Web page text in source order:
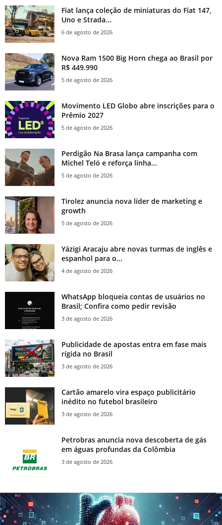
Fiat lança coleção de miniaturas do Fiat 147,
Uno e Strada...
6 de agosto de 2026
Nova Ram 1500 Big Horn chega ao Brasil por
R$ 449.990
5 de agosto de 2026
Movimento LED Globo abre inscrições para o
Prêmio 2027
5 de agosto de 2026
Perdigão Na Brasa lança campanha com
Michel Teló e reforça linha...
5 de agosto de 2026
Tirolez anuncia nova líder de marketing e
growth
5 de agosto de 2026
Yázigi Aracaju abre novas turmas de inglês e
espanhol para o...
4 de agosto de 2026
WhatsApp bloqueia contas de usuários no
Brasil; Confira como pedir revisão
3 de agosto de 2026
Publicidade de apostas entra em fase mais
rígida no Brasil
3 de agosto de 2026
Cartão amarelo vira espaço publicitário
inédito no futebol brasileiro
3 de agosto de 2026
Petrobras anuncia nova descoberta de gás
em águas profundas da Colômbia
3 de agosto de 2026